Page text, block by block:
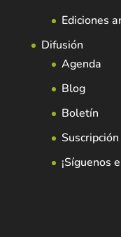
Ediciones
Difusión
Agenda
Blog
Boletín
¡Síguenos